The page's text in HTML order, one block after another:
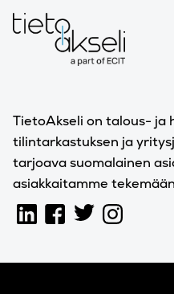
TietoAkseli on talous- ja
tilintarkastuksen ja
tarjoava suomalainen
asiakkaitamme